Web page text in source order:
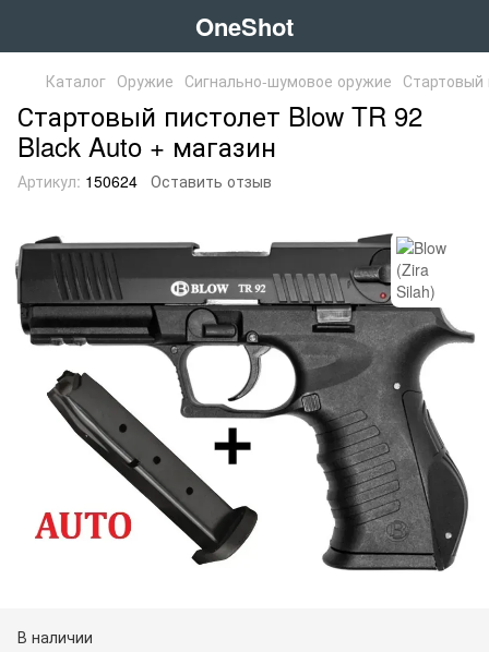
OneShot
Каталог Оружие Сигнально-шумовое оружие Стартовый
Стартовый пистолет Blow TR 92
Black Auto + магазин
Артикул: 150624 Оставить отзыв
В наличии